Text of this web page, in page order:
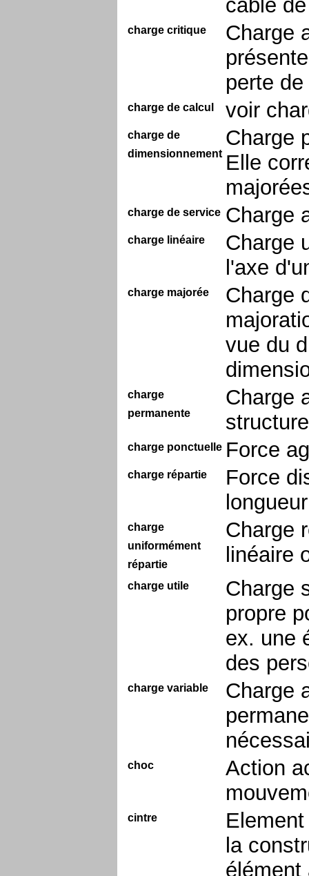
câble
charge critique
Charge
perte
charge de calcul voir
charge de
dimensionnement
Charge
Elle
charge de service Charge
charge linéaire
Charge
l'axe
charge majorée
Charge
vue du
charge
permanente
Charge
charge ponctuelle Force
charge répartie
Force
charge
uniformément
répartie
Charge
linéaire
charge utile
Charge
propre
ex. une
des
charge variable
Charge
choc
Action
cintre
la
élément